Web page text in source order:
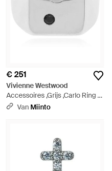
€ 251
Vivienne Westwood
Accessoires ,Grijs ,Carlo Ring -
Wit Van Miinto